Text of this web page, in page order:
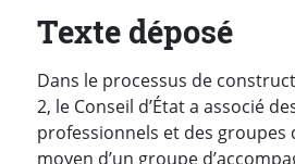
Texte déposé
Dans le processus de
2, le Conseil d’État a associé
professionnels et des groupes
moyen d’un groupe